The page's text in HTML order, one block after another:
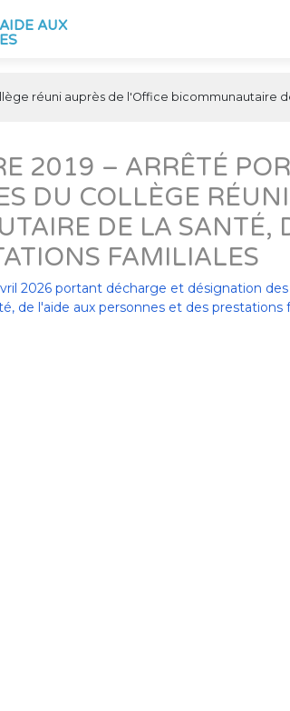
AUX
réuni auprès de l'Office bicommunautaire
2019 – ARRÊTÉ
DU COLLÈGE
DE LA SANTÉ,
FAMILIALES
2026 portant décharge et désignation
de l'aide aux personnes et des prestations